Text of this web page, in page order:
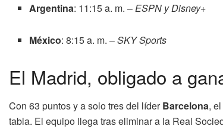
Argentina: 11:15 a. m. – ESPN y Disney+
México: 8:15 a. m. –SKY Sports
El Madrid, obligado a
Con 63 puntos y a solo tres del líderBarcelona, el
tabla. El equipo llega tras eliminar a la Real